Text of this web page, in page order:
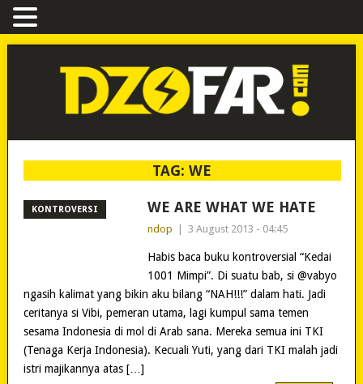
TAG:WE
KONTROVERSI WE ARE WHAT WE HATE
ndop 3 August 2013 - 04:45
Habis baca buku kontroversial “Kedai
1001 Mimpi”. Di suatu bab, si @vabyo
ngasih kalimat yang bikin aku bilang “NAH!!!” dalam hati. Jadi
ceritanya si Vibi, pemeran utama, lagi kumpul sama temen
sesama Indonesia di mol di Arab sana. Mereka semua ini TKI
(Tenaga Kerja Indonesia). Kecuali Yuti, yang dari TKI malah jadi
istri majikannya atas […]